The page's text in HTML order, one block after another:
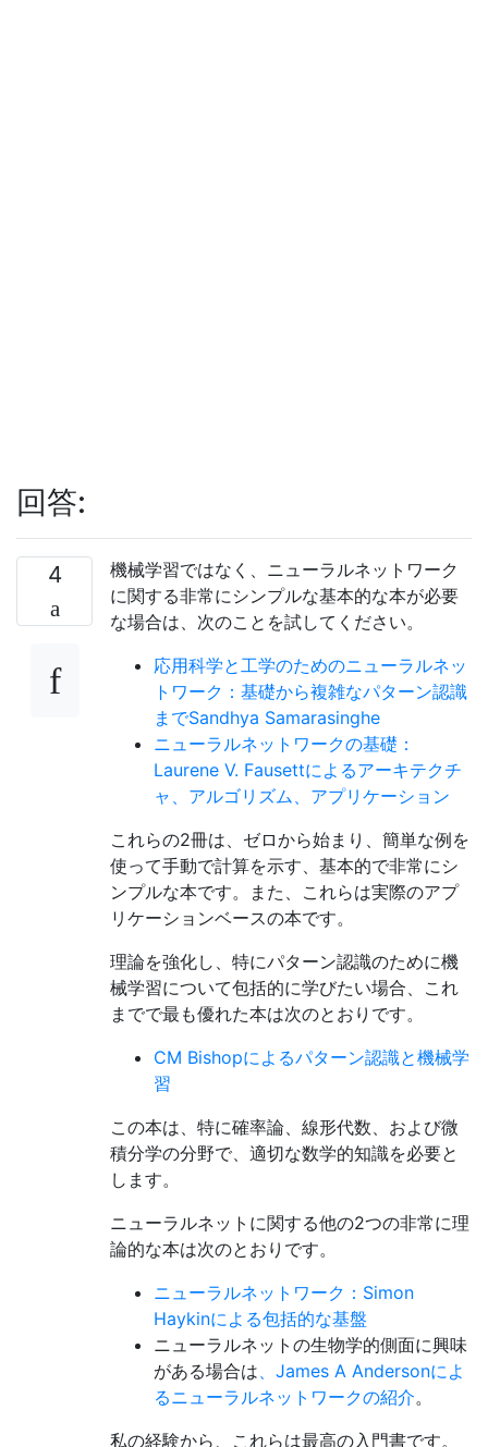
回答:
4
機械学習ではなく、ニューラルネットワーク
に関する非常にシンプルな基本的な本が必要
な場合は、次のことを試してください。
応用科学と工学のためのニューラルネッ
トワーク：基礎から複雑なパターン認識
までSandhya Samarasinghe
ニューラルネットワークの基礎：
Laurene V. Fausettによるアーキテクチ
ャ、アルゴリズム、アプリケーション
これらの2冊は、ゼロから始まり、簡単な例を
使って手動で計算を示す、基本的で非常にシ
ンプルな本です。また、これらは実際のアプ
リケーションベースの本です。
理論を強化し、特にパターン認識のために機
械学習について包括的に学びたい場合、これ
までで最も優れた本は次のとおりです。
CM Bishopによるパターン認識と機械学
習
この本は、特に確率論、線形代数、および微
積分学の分野で、適切な数学的知識を必要と
します。
ニューラルネットに関する他の2つの非常に理
論的な本は次のとおりです。
ニューラルネットワーク：Simon
Haykinによる包括的な基盤
ニューラルネットの生物学的側面に興味
がある場合は 、James A Andersonによ
るニューラルネットワークの紹介。
私の経験から、これらは最高の入門書です。